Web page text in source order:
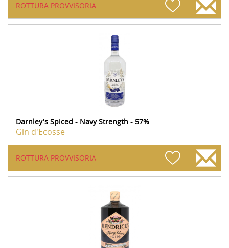
ROTTURA PROVVISORIA
Darnley's Spiced - Navy Strength - 57%
Gin d'Ecosse
ROTTURA PROVVISORIA